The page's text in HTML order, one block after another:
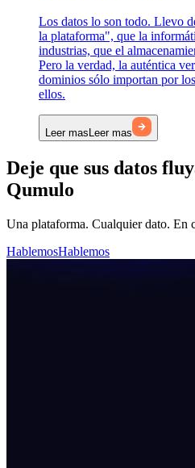
Los datos lo son todo. Llevo
la plataforma", que la
industrias, que el
Pero la verdad, la auténtica
dominios sólo importan por
ellos.
Leer mas Leer mas
Deje que sus datos
Qumulo
Una plataforma. Cualquier dato. En
HablemosHablemos